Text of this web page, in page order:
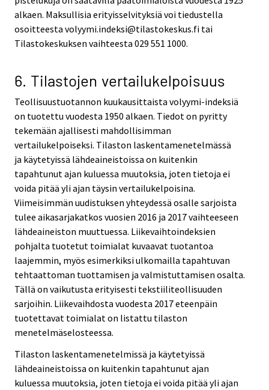
alkaen. Maksullisia erityisselvityksiä voi tiedustella
osoitteesta volyymi.indeksi@tilastokeskus.fi tai
Tilastokeskuksen vaihteesta 029 551 1000.
6. Tilastojen vertailukelpoisuus
Teollisuustuotannon kuukausittaista volyymi-indeksiä
on tuotettu vuodesta 1950 alkaen. Tiedot on pyritty
tekemään ajallisesti mahdollisimman
vertailukelpoiseksi. Tilaston laskentamenetelmässä
ja käytetyissä lähdeaineistoissa on kuitenkin
tapahtunut ajan kuluessa muutoksia, joten tietoja ei
voida pitää yli ajan täysin vertailukelpoisina.
Viimeisimmän uudistuksen yhteydessä osalle sarjoista
tulee aikasarjakatkos vuosien 2016 ja 2017 vaihteeseen
lähdeaineiston muuttuessa. Liikevaihtoindeksien
pohjalta tuotetut toimialat kuvaavat tuotantoa
laajemmin, myös esimerkiksi ulkomailla tapahtuvan
tehtaattoman tuottamisen ja valmistuttamisen osalta.
Tällä on vaikutusta erityisesti tekstiiliteollisuuden
sarjoihin. Liikevaihdosta vuodesta 2017 eteenpäin
tuotettavat toimialat on listattu tilaston
menetelmäselosteessa.
Tilaston laskentamenetelmissä ja käytetyissä
lähdeaineistoissa on kuitenkin tapahtunut ajan
kuluessa muutoksia, joten tietoja ei voida pitää yli ajan